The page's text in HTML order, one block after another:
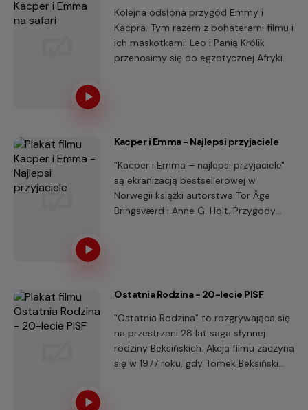
Kolejna odsłona przygód Emmy i
Kacpra. Tym razem z bohaterami filmu i
ich maskotkami: Leo i Panią Królik
przenosimy się do egzotycznej Afryki.
Kacper i Emma - Najlepsi przyjaciele
"Kacper i Emma – najlepsi przyjaciele"
są ekranizacją bestsellerowej w
Norwegii książki autorstwa Tor Åge
Bringsværd i Anne G. Holt. Przygody
pięciolatków, takimi jak pierwszy dzień
w przedszkolu czy poznawanie nowych
koleżanek i kolegów.
Ostatnia Rodzina - 20-lecie PISF
"Ostatnia Rodzina" to rozgrywająca się
na przestrzeni 28 lat saga słynnej
rodziny Beksińskich. Akcja filmu zaczyna
się w 1977 roku, gdy Tomek Beksiński